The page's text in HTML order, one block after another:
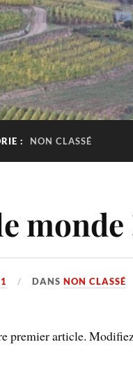
: NON CLASSÉ
monde
DANSNON CLASSÉ
premier article.